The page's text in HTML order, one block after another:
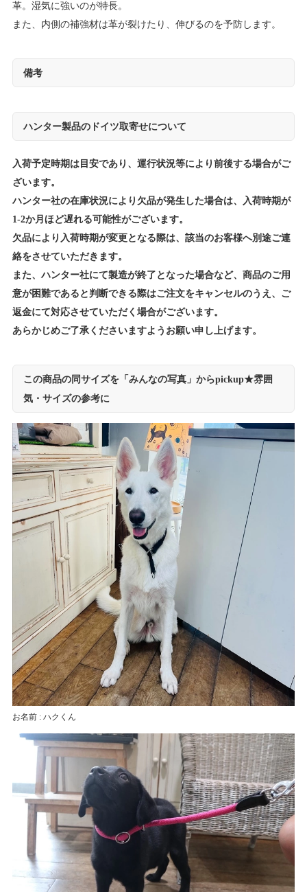
革。湿気に強いのが特長。
また、内側の補強材は革が裂けたり、伸びるのを予防します。
備考
ハンター製品のドイツ取寄せについて
入荷予定時期は目安であり、運行状況等により前後する場合がご
ざいます。
ハンター社の在庫状況により欠品が発生した場合は、入荷時期が
1-2か月ほど遅れる可能性がございます。
欠品により入荷時期が変更となる際は、該当のお客様へ別途ご連
絡をさせていただきます。
また、ハンター社にて製造が終了となった場合など、商品のご用
意が困難であると判断できる際はご注文をキャンセルのうえ、ご
返金にて対応させていただく場合がございます。
あらかじめご了承くださいますようお願い申し上げます。
この商品の同サイズを「みんなの写真」からpickup★雰囲
気・サイズの参考に
お名前 : ハクくん